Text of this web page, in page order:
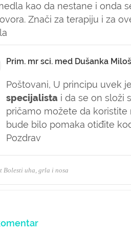
kao da nestane i onda
Znači za terapiju i za
Prim. mr sci. med Dušanka
Poštovani, U principu uvek
specijalista i da se on složi
pričamo možete da koristite
bude bilo pomaka otiđite
Pozdrav
Bolesti uha, grla i nosa